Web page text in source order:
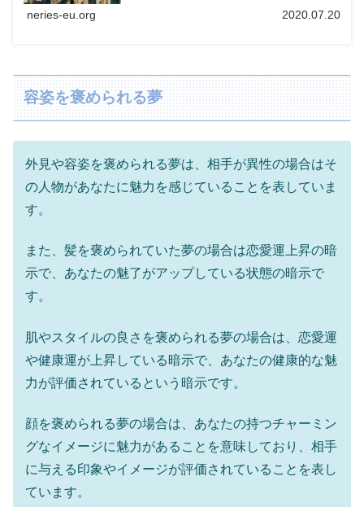
neries-eu.org 2020.07.20
容姿を褒められる夢
外見や容姿を褒められる夢は、相手が異性の場合はそ
の人物があなたに魅力を感じていることを表していま
す。
また、髪を褒められていた夢の場合は恋愛運上昇の暗
示で、あなたの魅了がアップしている状態の暗示で
す。
肌やスタイルの良さを褒められる夢の場合は、恋愛運
や健康運が上昇している暗示で、あなたの健康的な魅
力が評価されているという暗示です。
顔を褒められる夢の場合は、あなたの持つチャーミン
グなイメージに魅力があることを意味しており、相手
に与える印象やイメージが評価されていることを表し
ています。